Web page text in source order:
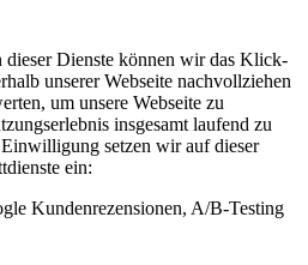
dieser Dienste können wir das Klick-
unserer Webseite nachvollziehen
um unsere Webseite zu
insgesamt laufend zu
setzen wir auf dieser
ein:
Kundenrezensionen, A/B-Testing